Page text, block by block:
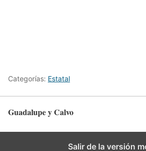
Categorías: Estatal
Guadalupe y Calvo
Salir de la versión